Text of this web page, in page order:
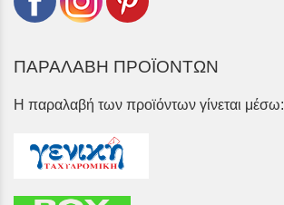
ΠΑΡΑΛΑΒΗ ΠΡΟΪΟΝΤΩΝ
Η παραλαβή των προϊόντων γίνεται μέσω: